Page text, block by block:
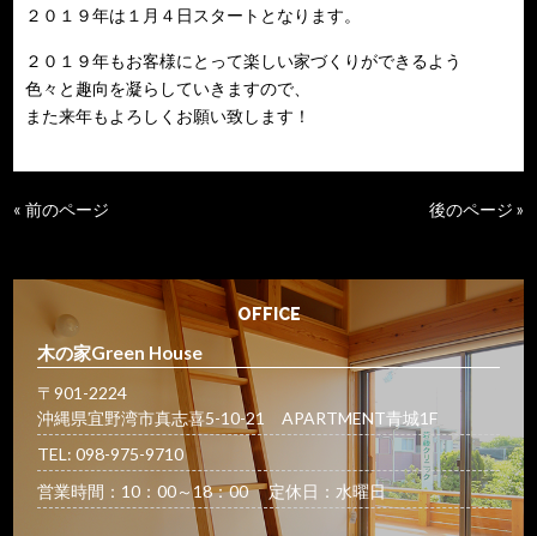
２０１９年は１月４日スタートとなります。
２０１９年もお客様にとって楽しい家づくりができるよう
色々と趣向を凝らしていきますので、
また来年もよろしくお願い致します！
« 前のページ 後のページ »
OFFICE
木の家Green House
〒901-2224
沖縄県宜野湾市真志喜5-10-21 APARTMENT青城1F
TEL: 098-975-9710
営業時間：10：00～18：00 定休日：水曜日